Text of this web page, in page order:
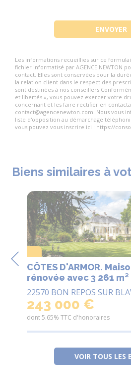
Les informations recueillies sur ce
fichier informatisé par AGENCE NEWTON
contact. Elles sont conservées pour la
la relation client dans le respect des
sont destinées à nos conseillers
et libertés », vous pouvez exercer votre
concernant et les faire rectifier en
contact@agencenewton.com. Nous vous
liste d'opposition au démarchage
vous pouvez vous inscrire ici : https://
Biens similaires à
CÔTES D'ARMOR.
rénovée avec 3 261
paysager en bord de
de l'Abbaye de Bon
22570 BON REPOS SUR
243 000 €
dont 5.65% TTC d'honoraires
VOIR TOUS LES